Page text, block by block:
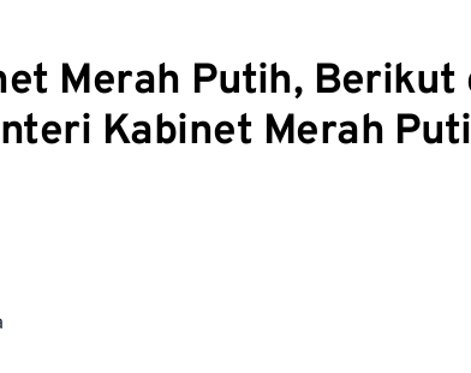
Merah Putih,
Kabinet Merah